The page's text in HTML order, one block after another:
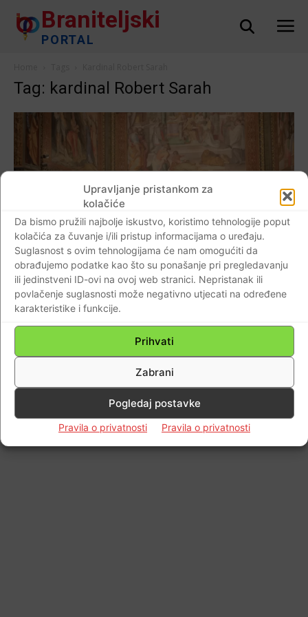
Upravljanje pristankom za
kolačiće
Da bismo pružili najbolje iskustvo, koristimo tehnologije poput
kolačića za čuvanje i/ili pristup informacijama o uređaju.
Suglasnost s ovim tehnologijama će nam omogućiti da
obrađujemo podatke kao što su ponašanje pri pregledavanju
ili jedinstveni ID-ovi na ovoj web stranici. Nepristanak ili
povlačenje suglasnosti može negativno utjecati na određene
karakteristike i funkcije.
Prihvati
Zabrani
Pogledaj postavke
Pravila o privatnosti Pravila o privatnosti
Braniteljski
PORTAL
Tag: kardinal Robert Sarah
AKTUALNO
Kardinal Robert Sarah predvodio slavlje
Stepinčeva u Rimu
Braniteljski portal - 10.02.2021 0
© Newspaper WordPress Theme by TagDiv